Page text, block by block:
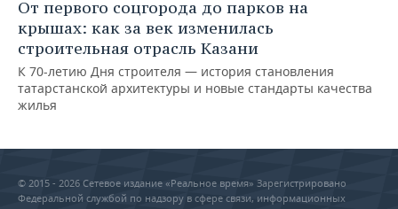
От первого соцгорода до парков на
крышах: как за век изменилась
строительная отрасль Казани
К 70-летию Дня строителя — история становления
татарстанской архитектуры и новые стандарты качества
жилья
© 2015 - 2026 Сетевое издание «Реальное время» Зарегистрировано
Федеральной службой по надзору в сфере связи, информационных